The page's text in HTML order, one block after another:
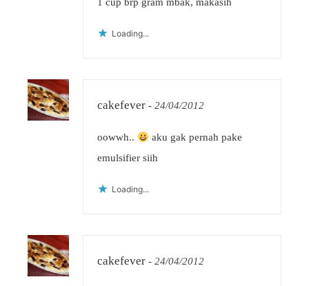
1 cup brp gram mbak, makasih
Loading...
cakefever - 24/04/2012
oowwh..
aku gak pernah pake
emulsifier siih
Loading...
cakefever - 24/04/2012